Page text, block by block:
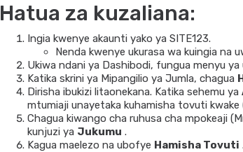
Hatua za kuzaliana:
Ingia kwenye akaunti yako ya SITE123.
Nenda kwenye ukurasa wa kuingia na
Ukiwa ndani ya Dashibodi, fungua menyu
Katika skrini ya Mipangilio ya Jumla, chagua
Dirisha ibukizi litaonekana. Katika sehemu ya
mtumiaji unayetaka kuhamisha tovuti kwake
Chagua kiwango cha ruhusa cha mpokeaji
kunjuzi ya Jukumu .
Kagua maelezo na ubofye Hamisha Tovuti .